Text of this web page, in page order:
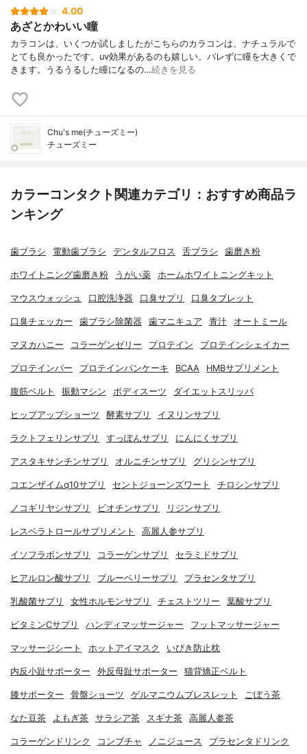
4.00
あざとかわいい瞳
カラコンは、いくつか試しましたがこちらのカラコンは、ナチュラルで
とても良かったです。uv効果があるのも嬉しい。バレずに瞳を大きくで
きます。うるうるした瞳になるの…続きを見る
Chu's me(チューズミー)
チューズミー
カラーコンタクト関連カテゴリ：おすすめ商品ラ
ンキング
歯ブラシ 電動歯ブラシ デンタルフロス 舌ブラシ 歯磨き粉
ホワイトニング歯磨き粉 うがい薬 ホームホワイトニングキット
マウスウォッシュ 口腔洗浄器 口臭サプリ 口臭タブレット
口臭チェッカー 歯ブラシ除菌器 歯マニキュア 青汁 オートミール
マヌカハニー コラーゲンゼリー プロテイン プロテインシェイカー
プロテインバー プロテインパンケーキ BCAA HMBサプリメント
腹筋ベルト 振動マシン ボディスーツ ダイエットスリッパ
ヒップアップショーツ 酵素サプリ イヌリンサプリ
ラクトフェリンサプリ すっぽんサプリ にんにくサプリ
アスタキサンチンサプリ オルニチンサプリ グリシンサプリ
コエンザイムq10サプリ セントジョーンズワート チロシンサプリ
ノコギリヤシサプリ ビオチンサプリ リジンサプリ
レスベラトロールサプリメント 高麗人参サプリ
イソフラボンサプリ コラーゲンサプリ セラミドサプリ
ヒアルロン酸サプリ ブルーベリーサプリ プラセンタサプリ
乳酸菌サプリ 女性ホルモンサプリ チェストツリー 葉酸サプリ
ビタミンCサプリ ハンディマッサージャー フットマッサージャー
マッサージシート ホットアイマスク いびき防止枕
内反小趾サポーター 外反母趾サポーター 猫背矯正ベルト
膝サポーター 骨盤ショーツ ゲルマニウムブレスレット ごぼう茶
なた豆茶 よもぎ茶 サラシア茶 スギナ茶 高麗人参茶
コラーゲンドリンク コンブチャ ノニジュース プラセンタドリンク